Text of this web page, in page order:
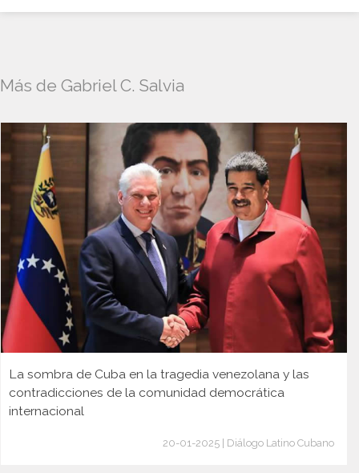
Más de Gabriel C. Salvia
La sombra de Cuba en la tragedia venezolana y las
contradicciones de la comunidad democrática
internacional
20-01-2025 | Diálogo Latino Cubano